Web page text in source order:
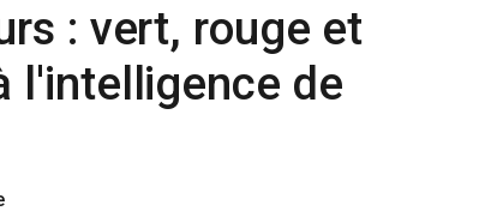
: vert, rouge et
l'intelligence de